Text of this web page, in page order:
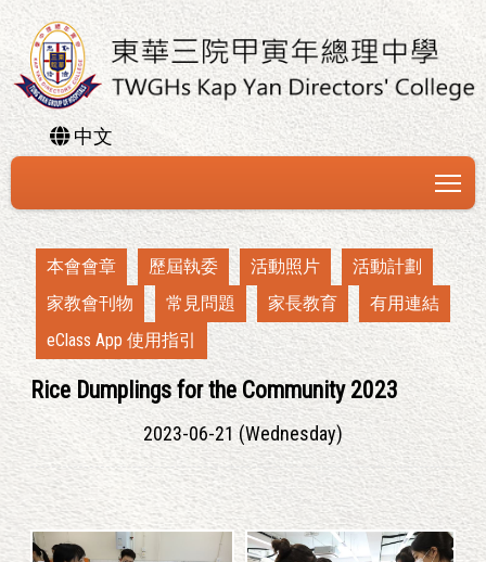
中文
本會會章 歷屆執委 活動照片
活動計劃
家教會刊物
常見問題 家長教育
有用連結
eClass App 使用指引
Rice Dumplings for the Community 2023
2023-06-21 (Wednesday)